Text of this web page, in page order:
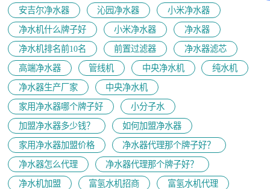
安吉尔净水器
沁园净水器
小米净水器
净水机什么牌子好
小米净水器
净水器
净水机排名前10名
前置过滤器
净水器滤芯
高端净水器
管线机 中央净水机
纯水机
净水器生产厂家
中央净水机
家用净水器哪个牌子好
小分子水
加盟净水器多少钱？
如何加盟净水器
家用净水器加盟价格
净水器代理那个牌子好？
净水器怎么代理
净水器代理那个牌子好？
净水机加盟
富氢水机招商
富氢水机代理